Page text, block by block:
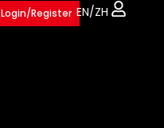
Login/Register EN/ZH